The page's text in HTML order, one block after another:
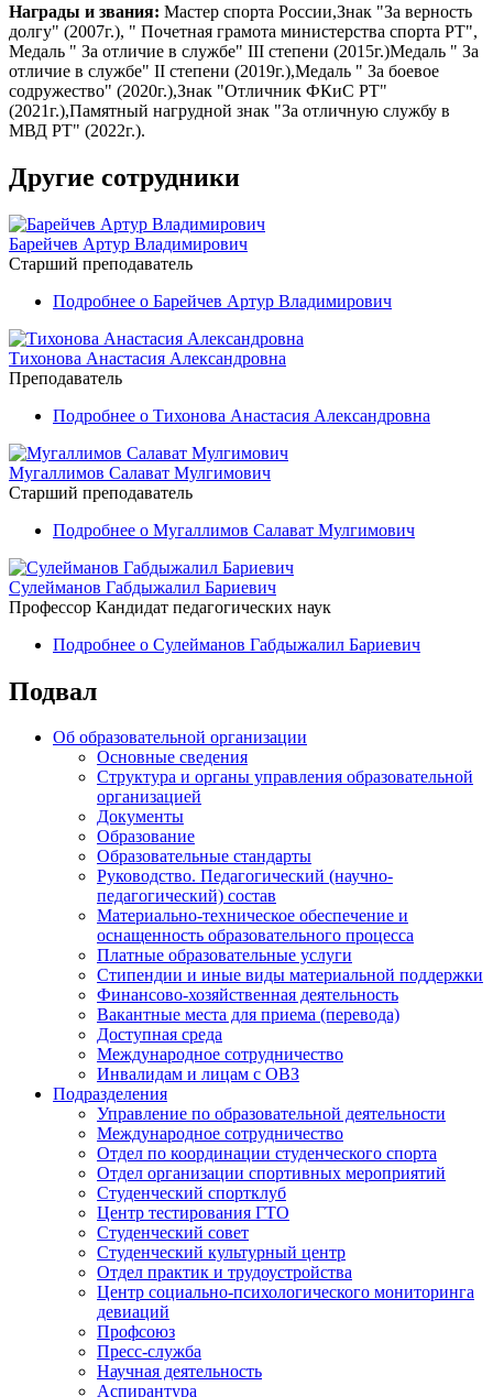
Награды и звания: Мастер спорта России,Знак "За верность
долгу" (2007г.), " Почетная грамота министерства спорта РТ",
Медаль " За отличие в службе" III степени (2015г.)Медаль " За
отличие в службе" II степени (2019г.),Медаль " За боевое
содружество" (2020г.),Знак "Отличник ФКиС РТ"
(2021г.),Памятный нагрудной знак "За отличную службу в
МВД РТ" (2022г.).
Другие сотрудники
Барейчев Артур Владимирович
Старший преподаватель
Подробнее о Барейчев Артур Владимирович
Тихонова Анастасия Александровна
Преподаватель
Подробнее о Тихонова Анастасия Александровна
Мугаллимов Салават Мулгимович
Старший преподаватель
Подробнее о Мугаллимов Салават Мулгимович
Сулейманов Габдыжалил Бариевич
Профессор Кандидат педагогических наук
Подробнее о Сулейманов Габдыжалил Бариевич
Подвал
Об образовательной организации
Основные сведения
Структура и органы управления образовательной
организацией
Документы
Образование
Образовательные стандарты
Руководство. Педагогический (научно-
педагогический) состав
Материально-техническое обеспечение и
оснащенность образовательного процесса
Платные образовательные услуги
Стипендии и иные виды материальной поддержки
Финансово-хозяйственная деятельность
Вакантные места для приема (перевода)
Доступная среда
Международное сотрудничество
Инвалидам и лицам с ОВЗ
Подразделения
Управление по образовательной деятельности
Международное сотрудничество
Отдел по координации студенческого спорта
Отдел организации спортивных мероприятий
Студенческий спортклуб
Центр тестирования ГТО
Студенческий совет
Студенческий культурный центр
Отдел практик и трудоустройства
Центр социально-психологического мониторинга
девиаций
Профсоюз
Пресс-служба
Научная деятельность
Аспирантура